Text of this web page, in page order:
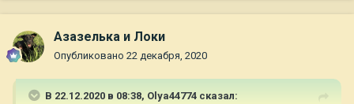
Азазелька и Локи
Опубликовано 22 декабря, 2020
В 22.12.2020 в 08:38, Olya44774 сказал: